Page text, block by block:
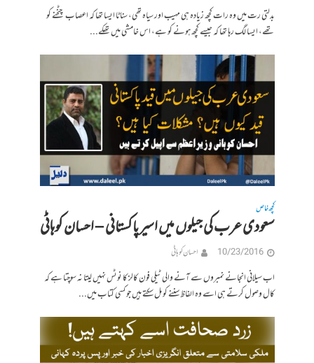
بدلتی رت میں وہ رات کچھ زیادہ ہی مہیب اور سیاہ تھی، سناٹا ایسا تھا کہ اعصاب چٹخنے کو
تھے، ایسا لگ رہا تھا کہ جیسے کچھ ہونے کو ہے، اس خامشی میں تھکے...
کچھ خاص
سعودی عرب کی جیلوں میں اسیر پاکستانی – احسان کوہاٹی
10/23/2016 احسان کوہاٹی
اب سیلانی انجانے نمبروں سے آنے والی ٹیلی فون کالز کا نوٹس نہیں لیتا نہ سوچتا ہے کہ
کال وصول کرتے ہی اسے وہ الفاظ سننے کو مل سکتے ہیں جو کسی کتاب میں...